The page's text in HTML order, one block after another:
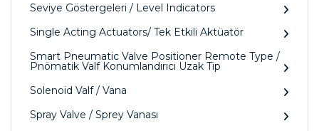
Seviye Göstergeleri / Level Indicators
Single Acting Actuators/ Tek Etkili Aktüatör
Smart Pneumatic Valve Positioner Remote Type /
Pnömatik Valf Konumlandırıcı Uzak Tip
Solenoid Valf / Vana
Spray Valve / Sprey Vanası